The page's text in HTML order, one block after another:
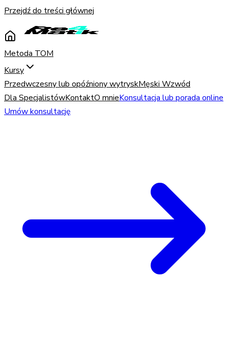
Przejdź do treści głównej
Metoda TOM
Kursy
Przedwczesny lub opóźniony wytryskMęski Wzwód
Dla SpecjalistówKontaktO mnieKonsultacja lub porada online
Umów konsultację